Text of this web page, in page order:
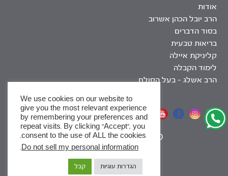
אודות
הרב יובל הכהן אשרוב
בסוד הדברים
בריאות טבעית
קליניקת איילה
לימוד הקבלה
הרב אשלג – בעל הסולם
אתר שומר שבת
SEO
|
We use cookies on our website to
give you the most relevant experience
by remembering your preferences and
repeat visits. By clicking “Accept”, you
consent to the use of ALL the cookies.
Do not sell my personal information
.
הגדרות עוגיות קבל
x